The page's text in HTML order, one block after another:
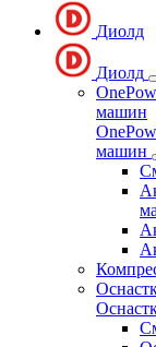
Диолд
Диолд
машин
машин